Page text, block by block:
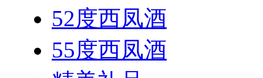
52度西凤酒
55度西凤酒